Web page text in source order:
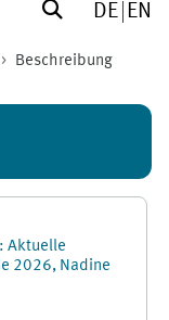
DE EN
Beschreibung
Aktuelle
2026, Nadine